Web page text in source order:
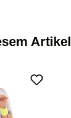
Artikel